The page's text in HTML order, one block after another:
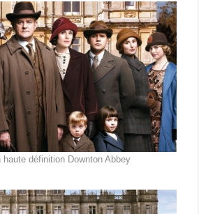
haute définition Downton Abbey